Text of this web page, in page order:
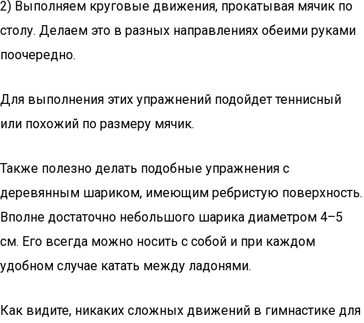
2) Выполняем круговые движения, прокатывая мячик по
столу. Делаем это в разных направлениях обеими руками
поочередно.
Для выполнения этих упражнений подойдет теннисный
или похожий по размеру мячик.
Также полезно делать подобные упражнения с
деревянным шариком, имеющим ребристую поверхность.
Вполне достаточно небольшого шарика диаметром 4–5
см. Его всегда можно носить с собой и при каждом
удобном случае катать между ладонями.
Как видите, никаких сложных движений в гимнастике для